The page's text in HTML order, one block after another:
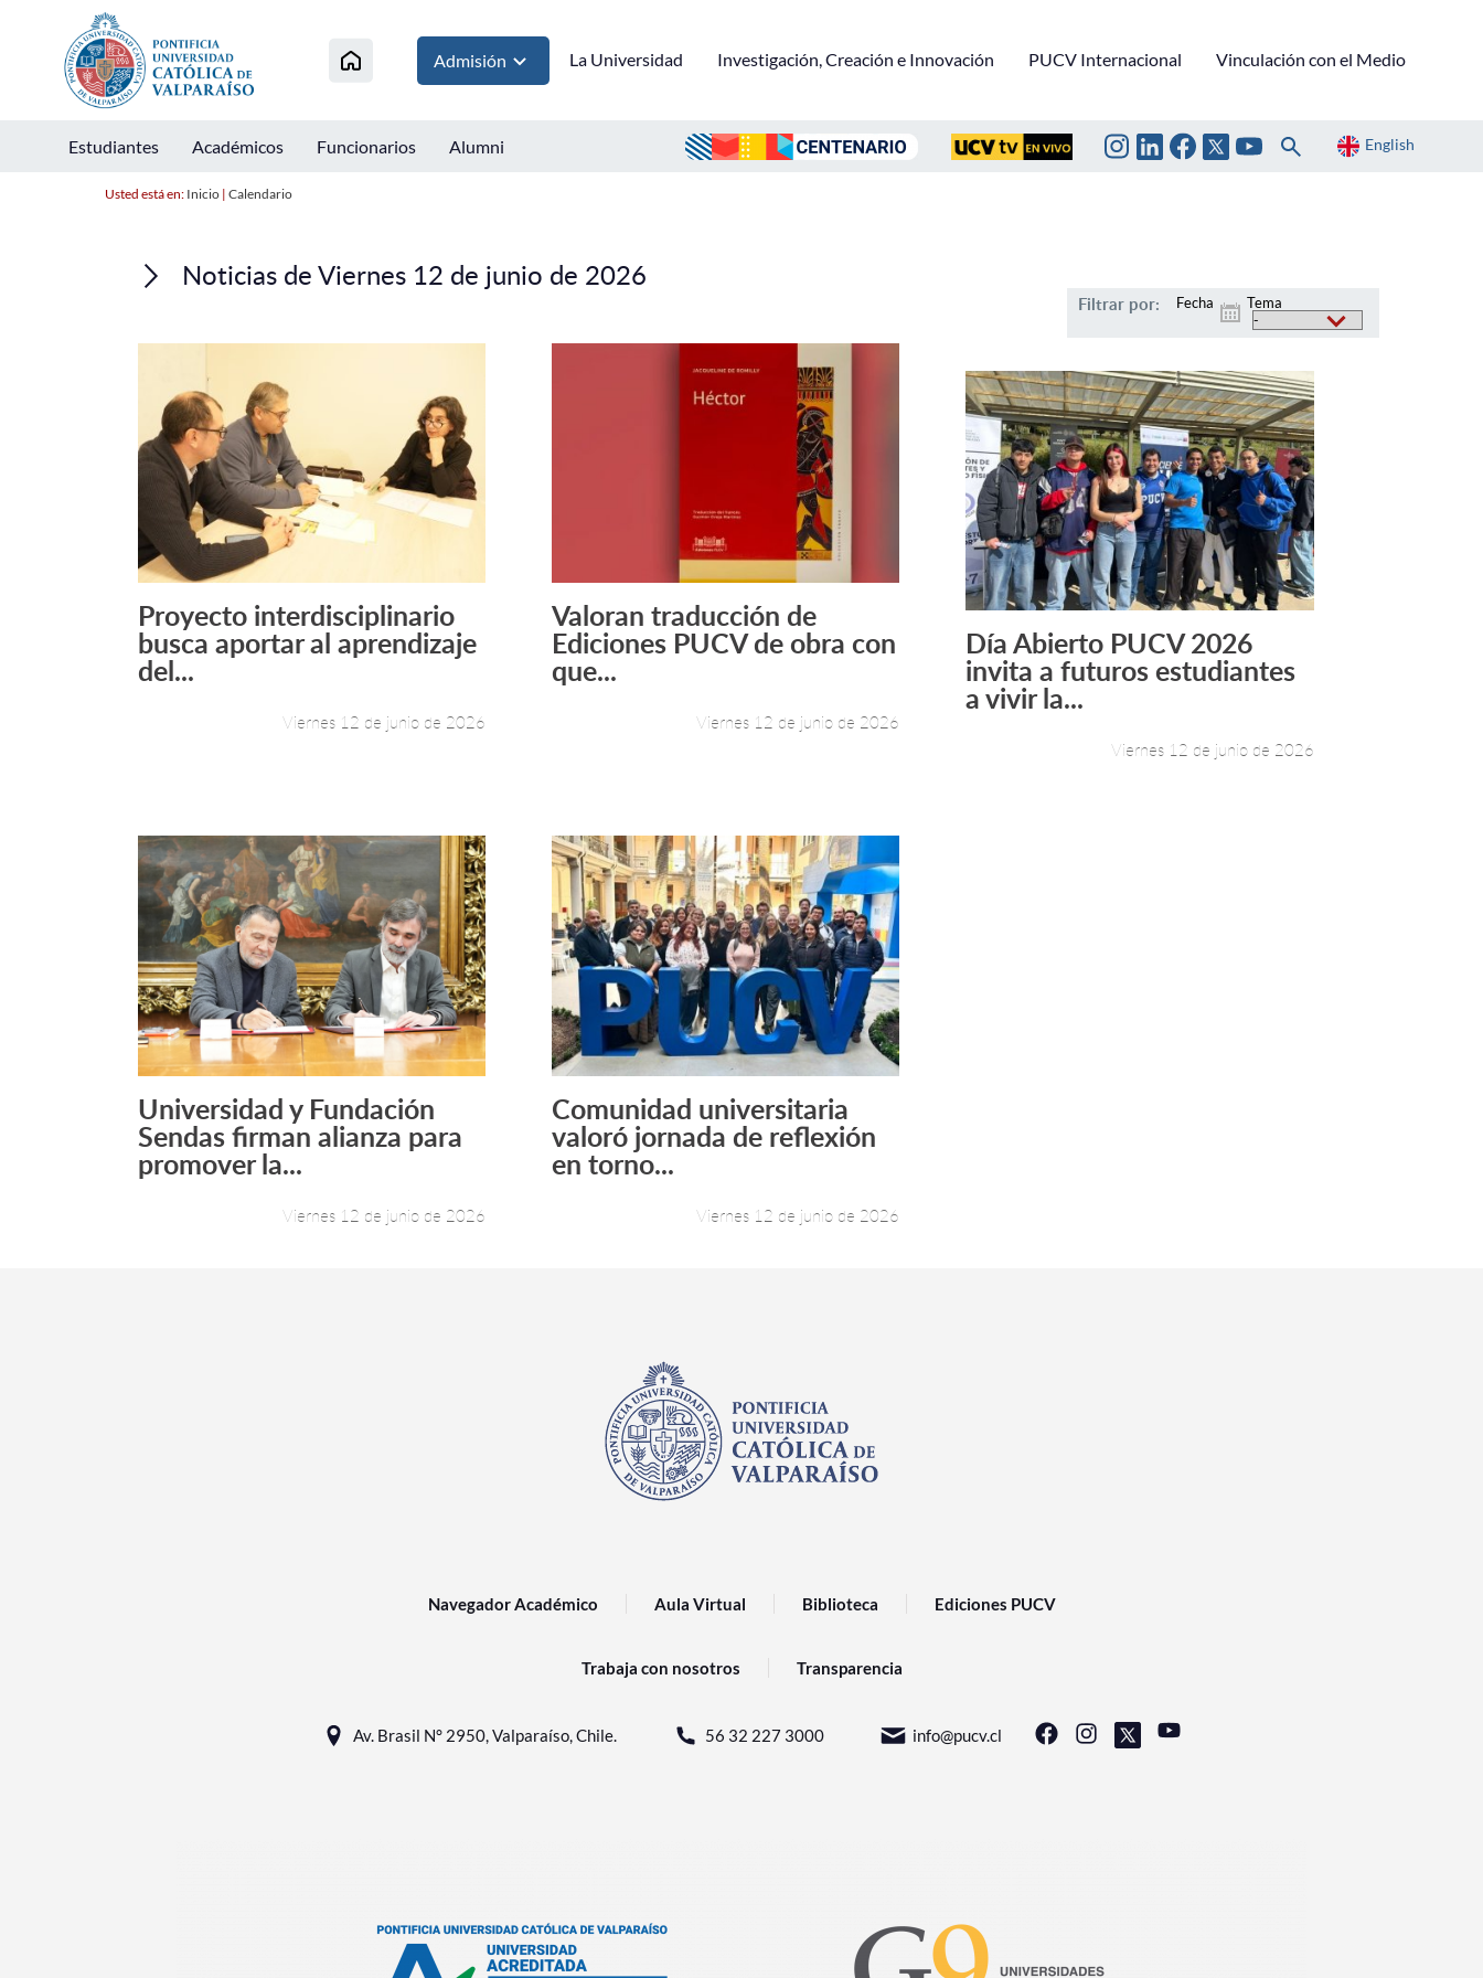
Admisión La Universidad Investigación, Creación e Innovación PUCV Internacional Vinculación con el Medio
Estudiantes Académicos Funcionarios Alumni English
Usted está en: Inicio| Calendario
Noticias de Viernes 12 de junio de 2026
Filtrar por: Fecha Tema
Leer más +
Proyecto interdisciplinario
busca aportar al aprendizaje
del...
Viernes 12 de junio de 2026
Leer más +
Valoran traducción de
Ediciones PUCV de obra con
que...
Viernes 12 de junio de 2026
Leer más +
Día Abierto PUCV 2026
invita a futuros estudiantes
a vivir la...
Viernes 12 de junio de 2026
Leer más +
Universidad y Fundación
Sendas firman alianza para
promover la...
Viernes 12 de junio de 2026
Leer más +
Comunidad universitaria
valoró jornada de reflexión
en torno...
Viernes 12 de junio de 2026
Navegador Académico Aula Virtual Biblioteca Ediciones PUCV
Trabaja con nosotros Transparencia
Av. Brasil N° 2950, Valparaíso, Chile. 56 32 227 3000 info@pucv.cl